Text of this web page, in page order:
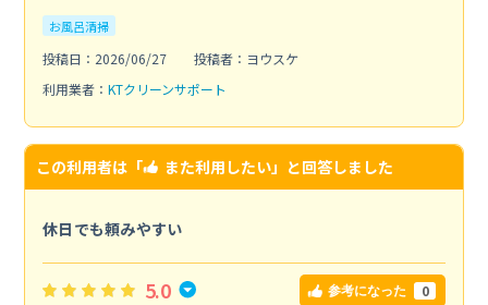
お風呂清掃
投稿日：2026/06/27
投稿者：ヨウスケ
利用業者： KTクリーンサポート
この利用者は「 また利用したい」と回答しました
休日でも頼みやすい
5.0 参考になった 0